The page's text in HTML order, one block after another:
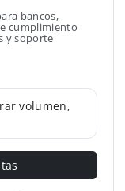
bancos,
cumplimiento
y soporte
volumen,